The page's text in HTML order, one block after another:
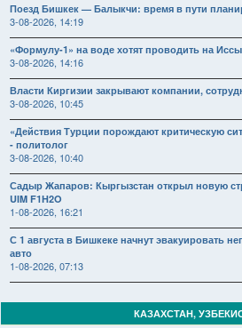
Поезд Бишкек — Балыкчи: время в пути
3-08-2026, 14:19
«Формулу-1» на воде хотят проводить на
3-08-2026, 14:16
Власти Киргизии закрывают компании,
3-08-2026, 10:45
«Действия Турции порождают критическую
- политолог
3-08-2026, 10:40
Садыр Жапаров: Кыргызстан открыл новую
UIM F1H2O
1-08-2026, 16:21
С 1 августа в Бишкеке начнут эвакуировать
авто
1-08-2026, 07:13
КАЗАХСТАН,